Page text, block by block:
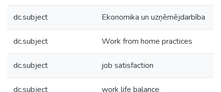
dc.subject Ekonomika un uzņēmējdarbība
dc.subject Work from home practices
dc.subject job satisfaction
dc.subject work life balance